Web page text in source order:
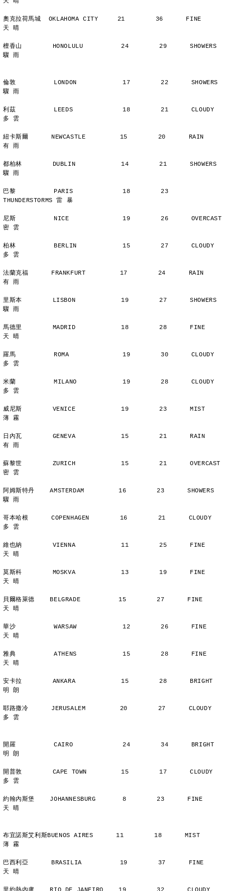
奧克拉荷馬城  OKLAHOMA CITY     21        36      FINE
天 晴
檀香山        HONOLULU          24        29      SHOWERS
驟 雨
倫敦          LONDON            17        22      SHOWERS
驟 雨
利茲          LEEDS             18        21      CLOUDY
多 雲
紐卡斯爾      NEWCASTLE         15        20      RAIN
有 雨
都柏林        DUBLIN            14        21      SHOWERS
驟 雨
巴黎          PARIS             18        23
THUNDERSTORMS 雷 暴
尼斯          NICE              19        26      OVERCAST
密 雲
柏林          BERLIN            15        27      CLOUDY
多 雲
法蘭克福      FRANKFURT         17        24      RAIN
有 雨
里斯本        LISBON            19        27      SHOWERS
驟 雨
馬德里        MADRID            18        28      FINE
天 晴
羅馬          ROMA              19        30      CLOUDY
多 雲
米蘭          MILANO            19        28      CLOUDY
多 雲
威尼斯        VENICE            19        23      MIST
薄 霧
日內瓦        GENEVA            15        21      RAIN
有 雨
蘇黎世        ZURICH            15        21      OVERCAST
密 雲
阿姆斯特丹    AMSTERDAM         16        23      SHOWERS
驟 雨
哥本哈根      COPENHAGEN        16        21      CLOUDY
多 雲
維也納        VIENNA            11        25      FINE
天 晴
莫斯科        MOSKVA            13        19      FINE
天 晴
貝爾格萊德    BELGRADE          15        27      FINE
天 晴
華沙          WARSAW            12        26      FINE
天 晴
雅典          ATHENS            15        28      FINE
天 晴
安卡拉        ANKARA            15        28      BRIGHT
明 朗
耶路撒冷      JERUSALEM         20        27      CLOUDY
多 雲
開羅          CAIRO             24        34      BRIGHT
明 朗
開普敦        CAPE TOWN         15        17      CLOUDY
多 雲
約翰內斯堡    JOHANNESBURG       8        23      FINE
天 晴
布宜諾斯艾利斯BUENOS AIRES      11        18      MIST
薄 霧
巴西利亞      BRASILIA          19        37      FINE
天 晴